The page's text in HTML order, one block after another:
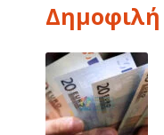
Δημοφιλή